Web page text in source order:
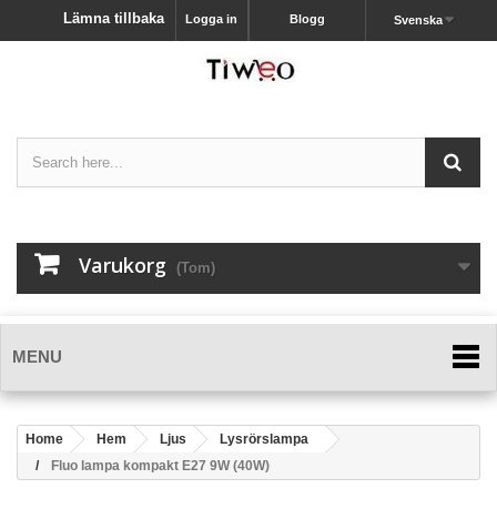
Svenska
Blogg
Logga in
Lämna tillbaka
Varukorg (Tom)
MENU
Home Hem Ljus
Lysrörslampa
Fluo lampa kompakt E27 9W (40W)